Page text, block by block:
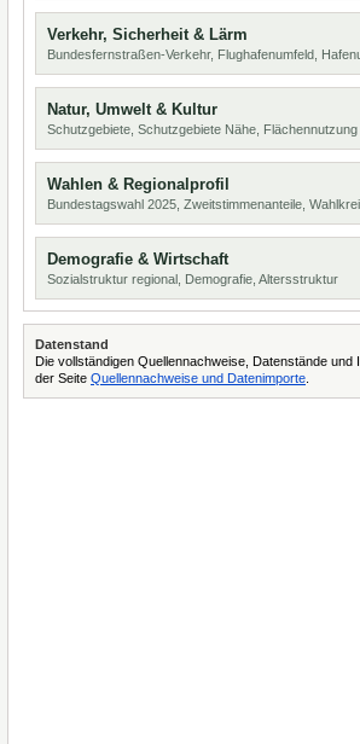
Verkehr, Sicherheit & Lärm
Bundesfernstraßen-Verkehr, Flughafenumfeld,
Natur, Umwelt & Kultur
Schutzgebiete, Schutzgebiete Nähe, Flächennutzung
Wahlen & Regionalprofil
Bundestagswahl 2025, Zweitstimmenanteile,
Demografie & Wirtschaft
Sozialstruktur regional, Demografie, Altersstruktur
Datenstand
Die vollständigen Quellennachweise, Datenstände und
der Seite Quellennachweise und Datenimporte